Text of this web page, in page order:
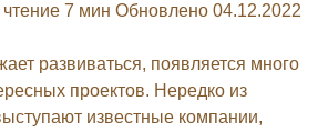
7 мин Обновлено 04.12.2022
развиваться, появляется много
проектов. Нередко из
известные компании,